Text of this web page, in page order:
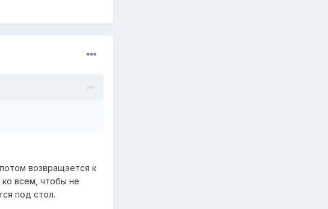
возвращается к
всем, чтобы не
под стол.